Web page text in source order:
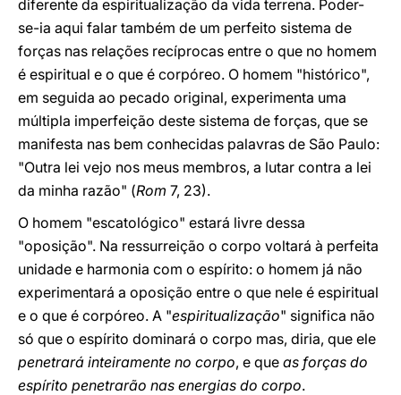
diferente da espiritualização da vida terrena. Poder-
se-ia aqui falar também de um perfeito sistema de
forças nas relações recíprocas entre o que no homem
é espiritual e o que é corpóreo. O homem "histórico",
em seguida ao pecado original, experimenta uma
múltipla imperfeição deste sistema de forças, que se
manifesta nas bem conhecidas palavras de São Paulo:
"Outra lei vejo nos meus membros, a lutar contra a lei
da minha razão" (Rom 7, 23).
O homem "escatológico" estará livre dessa
"oposição". Na ressurreição o corpo voltará à perfeita
unidade e harmonia com o espírito: o homem já não
experimentará a oposição entre o que nele é espiritual
e o que é corpóreo. A "espiritualização" significa não
só que o espírito dominará o corpo mas, diria, que ele
penetrará inteiramente no corpo, e que as forças do
espírito penetrarão nas energias do corpo.